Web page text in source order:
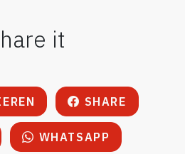
it
SHARE
WHATSAPP